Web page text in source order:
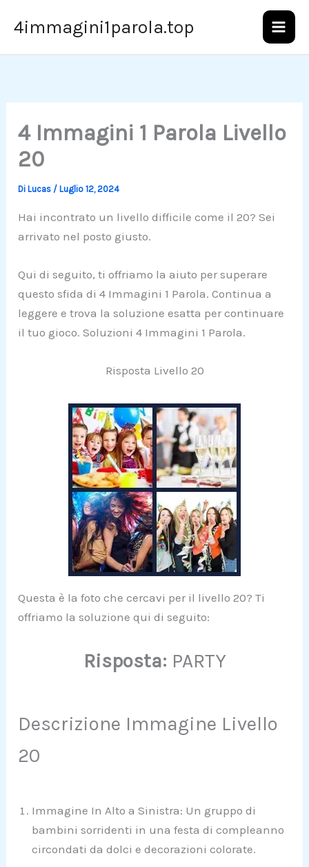
4immagini1parola.top
4 Immagini 1 Parola Livello
20
DiLucas /Luglio 12, 2024
Hai incontrato un livello difficile come il 20? Sei
arrivato nel posto giusto.
Qui di seguito, ti offriamo la aiuto per superare
questo sfida di 4 Immagini 1 Parola. Continua a
leggere e trova la soluzione esatta per continuare
il tuo gioco. Soluzioni 4 Immagini 1 Parola.
Risposta Livello 20
Questa è la foto che cercavi per il livello 20? Ti
offriamo la soluzione qui di seguito:
Risposta: PARTY
Descrizione Immagine Livello
20
Immagine In Alto a Sinistra: Un gruppo di
bambini sorridenti in una festa di compleanno
circondati da dolci e decorazioni colorate.